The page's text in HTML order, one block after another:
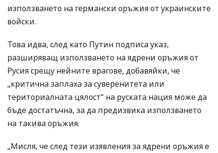
използването на германски оръжия от украинските
войски.
Това идва, след като Путин подписа указ,
разширяващ използването на ядрени оръжия от
Русия срещу нейните врагове, добавяйки, че
„критична заплаха за суверенитета или
териториалната цялост“ на руската нация може да
бъде достатъчна, за да предизвика използването
на такива оръжия.
„Мисля, че след тези изявления за ядрени оръжия е